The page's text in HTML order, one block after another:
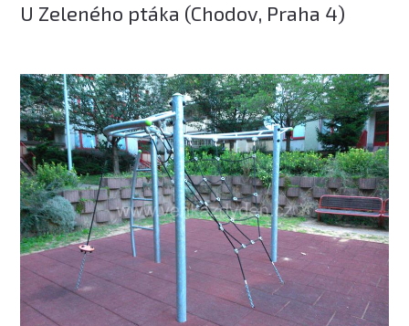
U Zeleného ptáka (Chodov, Praha 4)